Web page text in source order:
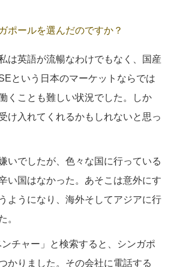
ポールを選んだのですか？
は英語が流暢なわけでもなく、国産
という日本のマーケットならでは
くことも難しい状況でした。しか
け入れてくれるかもしれないと思っ
いでしたが、色々な国に行っている
い国はなかった。あそこは意外にす
ようになり、海外そしてアジアに行
。
チャー」と検索すると、シンガポ
かりました。その会社に電話する